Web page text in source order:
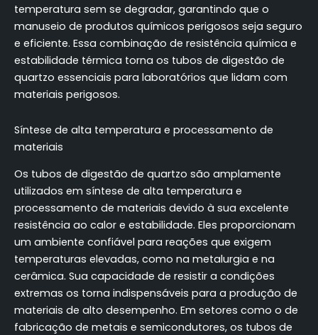
temperatura sem se degradar, garantindo que o
manuseio de produtos químicos perigosos seja seguro
e eficiente. Essa combinação de resistência química e
estabilidade térmica torna os tubos de digestão de
quartzo essenciais para laboratórios que lidam com
materiais perigosos.
Síntese de alta temperatura e processamento de
materiais
Os tubos de digestão de quartzo são amplamente
utilizados em síntese de alta temperatura e
processamento de materiais devido à sua excelente
resistência ao calor e estabilidade. Eles proporcionam
um ambiente confiável para reações que exigem
temperaturas elevadas, como na metalurgia e na
cerâmica. Sua capacidade de resistir a condições
extremas os torna indispensáveis para a produção de
materiais de alto desempenho. Em setores como o de
fabricação de metais e semicondutores, os tubos de